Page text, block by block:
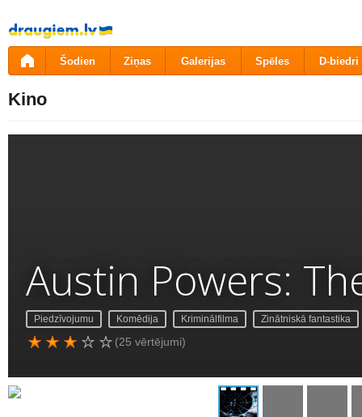
Pāriet
uz
saturu
Šodien Ziņas Galerijas Spēles D-biedri
Kino
Austin Powers:
Piedzīvojumu Komēdija Kriminālfilma Zinātniskā fantastika
(25 vērtējumi)